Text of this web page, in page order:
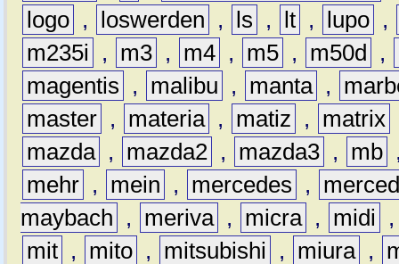
logo , loswerden , ls , lt , lupo ,
m235i
, m3 , m4 , m5 , m50d ,
magentis
, malibu , manta ,
master , materia , matiz , matrix
mazda , mazda2 , mazda3 , mb
mehr , mein , mercedes ,
maybach
, meriva , micra , midi
mit , mito , mitsubishi , miura ,